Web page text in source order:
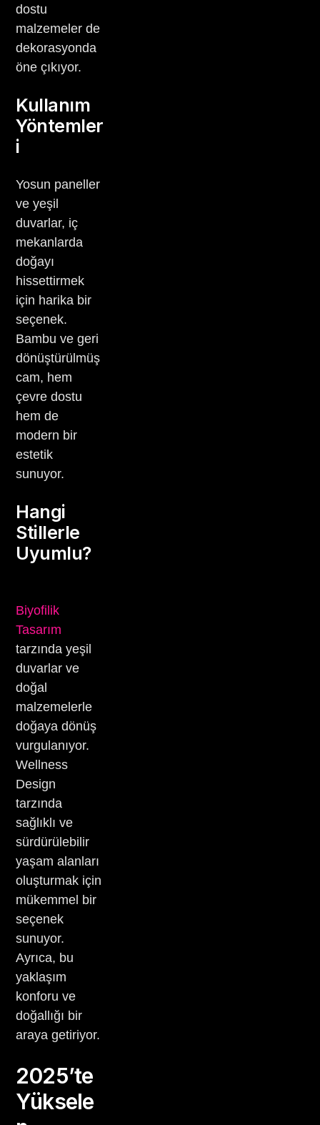
dostu
malzemeler de
dekorasyonda
öne çıkıyor.
Kullanım
Yöntemler
i
Yosun paneller
ve yeşil
duvarlar, iç
mekanlarda
doğayı
hissettirmek
için harika bir
seçenek.
Bambu ve geri
dönüştürülmüş
cam, hem
çevre dostu
hem de
modern bir
estetik
sunuyor.
Hangi
Stillerle
Uyumlu?
Biyofilik
Tasarım
tarzında yeşil
duvarlar ve
doğal
malzemelerle
doğaya dönüş
vurgulanıyor.
Wellness
Design
tarzında
sağlıklı ve
sürdürülebilir
yaşam alanları
oluşturmak için
mükemmel bir
seçenek
sunuyor.
Ayrıca, bu
yaklaşım
konforu ve
doğallığı bir
araya getiriyor.
2025’te
Yüksele